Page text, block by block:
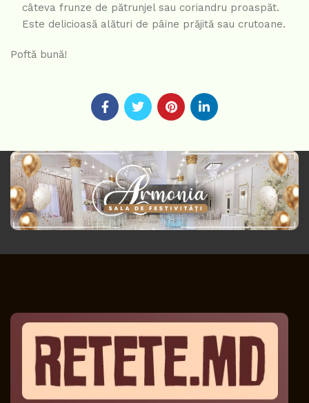
câteva frunze de pătrunjel sau coriandru proaspăt.
Este delicioasă alături de pâine prăjită sau crutoane.
Poftă bună!